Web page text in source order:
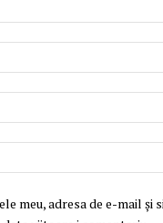
meu, adresa de e-mail și